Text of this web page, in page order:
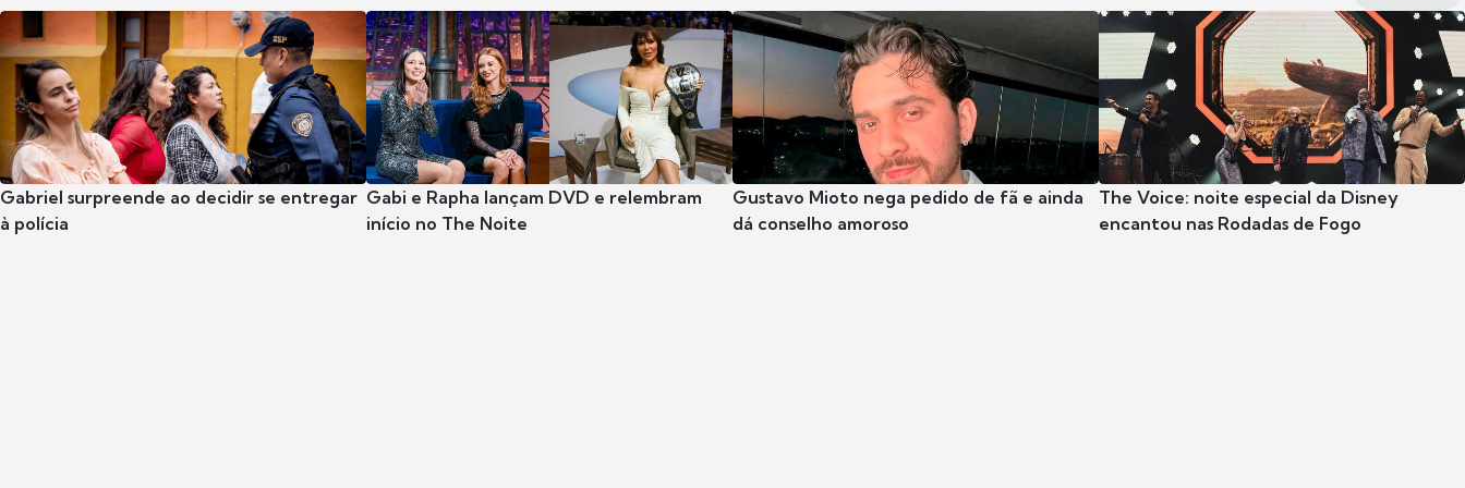
Gabriel surpreende ao decidir se entregar
à polícia
Gabi e Rapha lançam DVD e relembram
início no The Noite
Gustavo Mioto nega pedido de fã e ainda
dá conselho amoroso
The Voice: noite especial da Disney
encantou nas Rodadas de Fogo